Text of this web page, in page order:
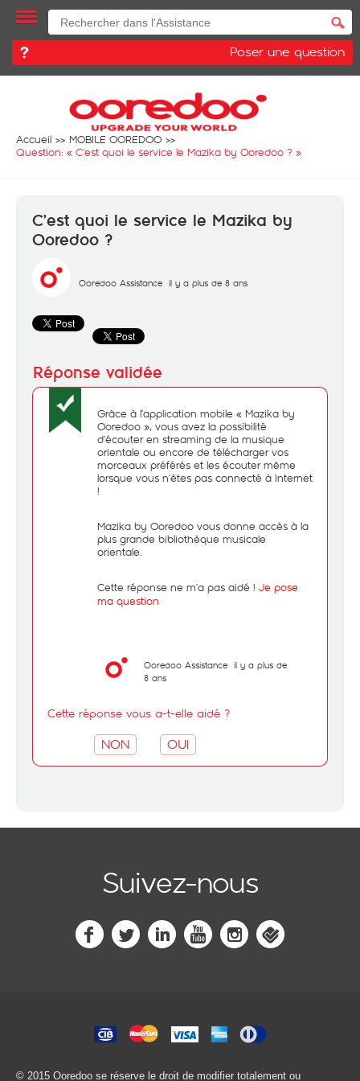
Poser une question
Accueil
MOBILE OOREDOO
Question: « C’est quoi le service le Mazika by Ooredoo ? »
C’est quoi le service le Mazika by
Ooredoo ?
Ooredoo Assistance il y a plus de 8 ans
Grâce à l’application mobile « Mazika by
Ooredoo », vous avez la possibilité
d’écouter en streaming de la musique
orientale ou encore de télécharger vos
morceaux préférés et les écouter même
lorsque vous n’êtes pas connecté à Internet
!
Mazika by Ooredoo vous donne accès à la
plus grande bibliothèque musicale
orientale.
Cette réponse ne m’a pas aidé ! Je pose
ma question
Ooredoo Assistance il y a plus de
8 ans
Cette réponse vous a-t-elle aidé ?
NON OUI
Suivez-nous
© 2015 Ooredoo se réserve le droit de modifier totalement ou